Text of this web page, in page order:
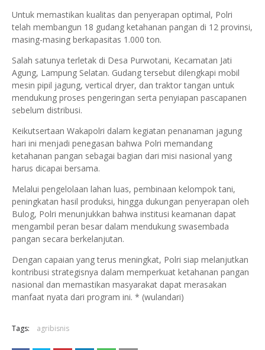
Untuk memastikan kualitas dan penyerapan optimal, Polri
telah membangun 18 gudang ketahanan pangan di 12 provinsi,
masing-masing berkapasitas 1.000 ton.
Salah satunya terletak di Desa Purwotani, Kecamatan Jati
Agung, Lampung Selatan. Gudang tersebut dilengkapi mobil
mesin pipil jagung, vertical dryer, dan traktor tangan untuk
mendukung proses pengeringan serta penyiapan pascapanen
sebelum distribusi.
Keikutsertaan Wakapolri dalam kegiatan penanaman jagung
hari ini menjadi penegasan bahwa Polri memandang
ketahanan pangan sebagai bagian dari misi nasional yang
harus dicapai bersama.
Melalui pengelolaan lahan luas, pembinaan kelompok tani,
peningkatan hasil produksi, hingga dukungan penyerapan oleh
Bulog, Polri menunjukkan bahwa institusi keamanan dapat
mengambil peran besar dalam mendukung swasembada
pangan secara berkelanjutan.
Dengan capaian yang terus meningkat, Polri siap melanjutkan
kontribusi strategisnya dalam memperkuat ketahanan pangan
nasional dan memastikan masyarakat dapat merasakan
manfaat nyata dari program ini. * (wulandari)
Tags: agribisnis